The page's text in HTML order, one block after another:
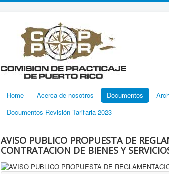
Home Acerca de nosotros Documentos
Documentos Revisión Tarifaria 2023
AVISO PUBLICO PROPUESTA DE
CONTRATACION DE BIENES Y